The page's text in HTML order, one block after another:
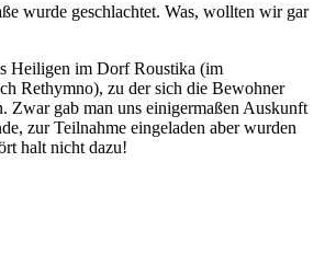
wurde geschlachtet. Was, wollten wir gar
Heiligen im Dorf Roustika (im
Rethymno), zu der sich die Bewohner
Zwar gab man uns einigermaßen Auskunft
zur Teilnahme eingeladen aber wurden
halt nicht dazu!